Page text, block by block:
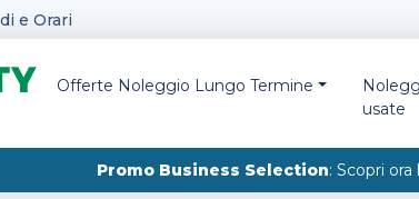
e Orari
Offerte Noleggio Lungo Termine
usate
Promo Business Selection: Scopri